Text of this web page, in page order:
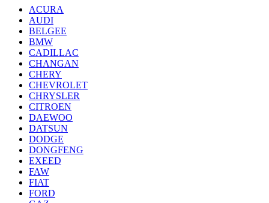
ACURA
AUDI
BELGEE
BMW
CADILLAC
CHANGAN
CHERY
CHEVROLET
CHRYSLER
CITROEN
DAEWOO
DATSUN
DODGE
DONGFENG
EXEED
FAW
FIAT
FORD